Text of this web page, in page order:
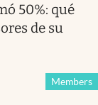
50%: qué
de su
Members